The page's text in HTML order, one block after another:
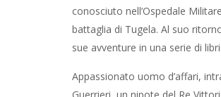
conosciuto nell’Ospedale
battaglia di Tugela. Al suo
sue avventure in una serie di libri.
Appassionato uomo d’affari,